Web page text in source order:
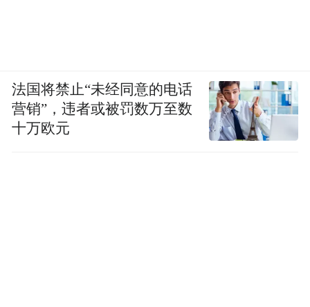
法国将禁止“未经同意的电话
营销”，违者或被罚数万至数
十万欧元